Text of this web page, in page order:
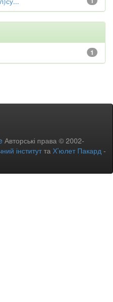
1
Авторські права © 2002-
інститутта Х’юлет Пакард -